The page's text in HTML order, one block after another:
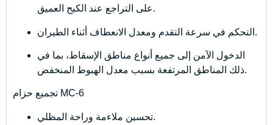
على التراجع عند الكبح العميق.
التحكم في سرعة التقدم ومعدل الانعطاف أثناء الطيران.
الدخول الآمن إلى جميع أنواع مناطق الإسقاط، بما في
ذلك المناطق المرتفعة بسبب معدل الهبوط المنخفض.
تجميع حزام MC-6
تحسين ملاءمة وراحة المظلي.